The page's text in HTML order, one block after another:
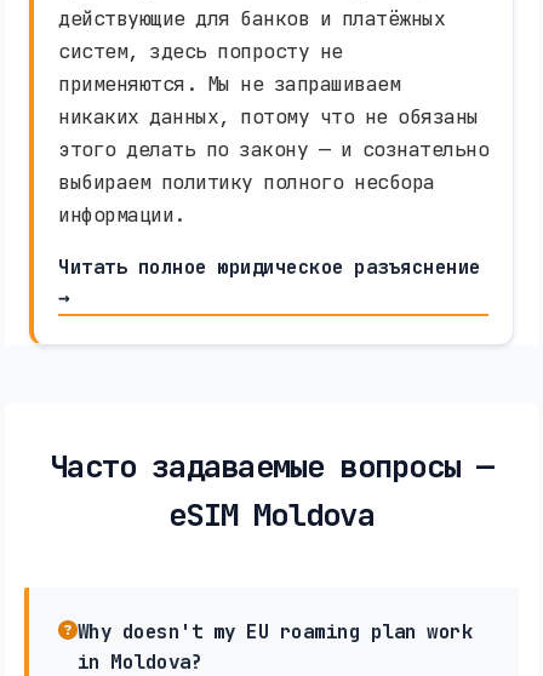
действующие для банков и платёжных
систем, здесь попросту не
применяются. Мы не запрашиваем
никаких данных, потому что не обязаны
этого делать по закону — и сознательно
выбираем политику полного несбора
информации.
Читать полное юридическое разъяснение
→
Часто задаваемые вопросы —
eSIM Moldova
Why doesn't my EU roaming plan work
in Moldova?